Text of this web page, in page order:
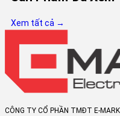
rạp chiếu phim thu nhỏ bởi
và DTS Studio Sound của
và khả năng kết nối
dụng các thiết bị ngoại vi
trí tuyệt đỉnh trên tivi
Xem tất cả →
CÔNG TY CỔ PHẦN TMĐT E-